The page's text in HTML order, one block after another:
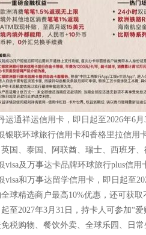
运通祥运信用卡，即日起至2026年6
银联环球旅行信用卡和香格里拉信用
国、泰国、阿联酋、瑞士、西班牙
visa及万事达卡品牌环球旅行plus信
visa和万事达留学信用卡，即日起至
球精选商户最高10%优惠，还可获取
至2027年3月31日，持卡人可参加“
税购物、餐饮外卖、全球乐园、日常